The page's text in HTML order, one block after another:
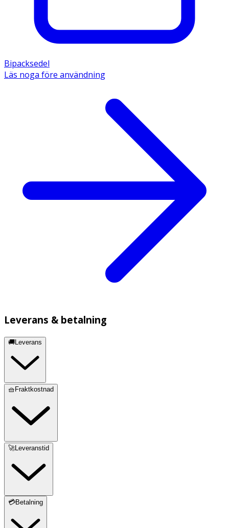
Bipacksedel
Läs noga före användning
Leverans & betalning
🚚Leverans
🧺Fraktkostnad
🚀Leveranstid
💳Betalning